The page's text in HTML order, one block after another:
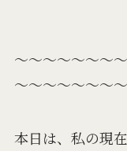
～～～～～～～
～～～～～～～
本日は、私の現